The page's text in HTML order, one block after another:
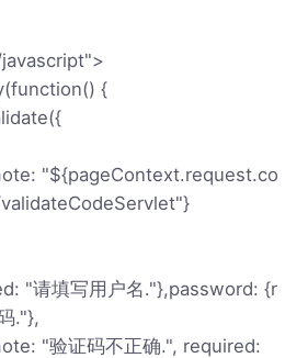
{
"${pageContext.request.co
"请填写用户名."},password: {r
."},
"验证码不正确.", required: